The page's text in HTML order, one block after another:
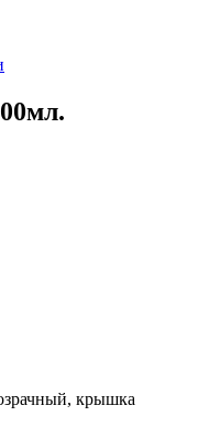
крышка